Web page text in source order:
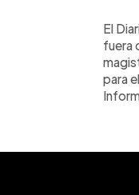
El
fuera
para